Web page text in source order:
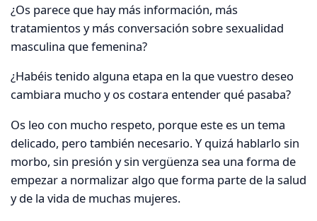
¿Os parece que hay más información, más
tratamientos y más conversación sobre sexualidad
masculina que femenina?
¿Habéis tenido alguna etapa en la que vuestro deseo
cambiara mucho y os costara entender qué pasaba?
Os leo con mucho respeto, porque este es un tema
delicado, pero también necesario. Y quizá hablarlo sin
morbo, sin presión y sin vergüenza sea una forma de
empezar a normalizar algo que forma parte de la salud
y de la vida de muchas mujeres.